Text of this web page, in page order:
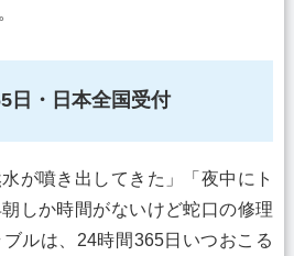
日・日本全国受付
が噴き出してきた」「夜中にト
しか時間がないけど蛇口の修理
ルは、24時間365日いつおこる